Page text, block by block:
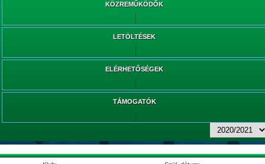
KÖZREMŰKÖDŐK
LETÖLTÉSEK
ELÉRHETŐSÉGEK
TÁMOGATÓK